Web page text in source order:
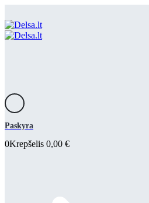
Paskyra
0Krepšelis 0,00 €